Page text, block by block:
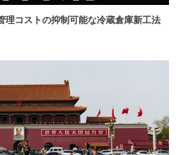
理コストの抑制可能な冷蔵倉庫新工法